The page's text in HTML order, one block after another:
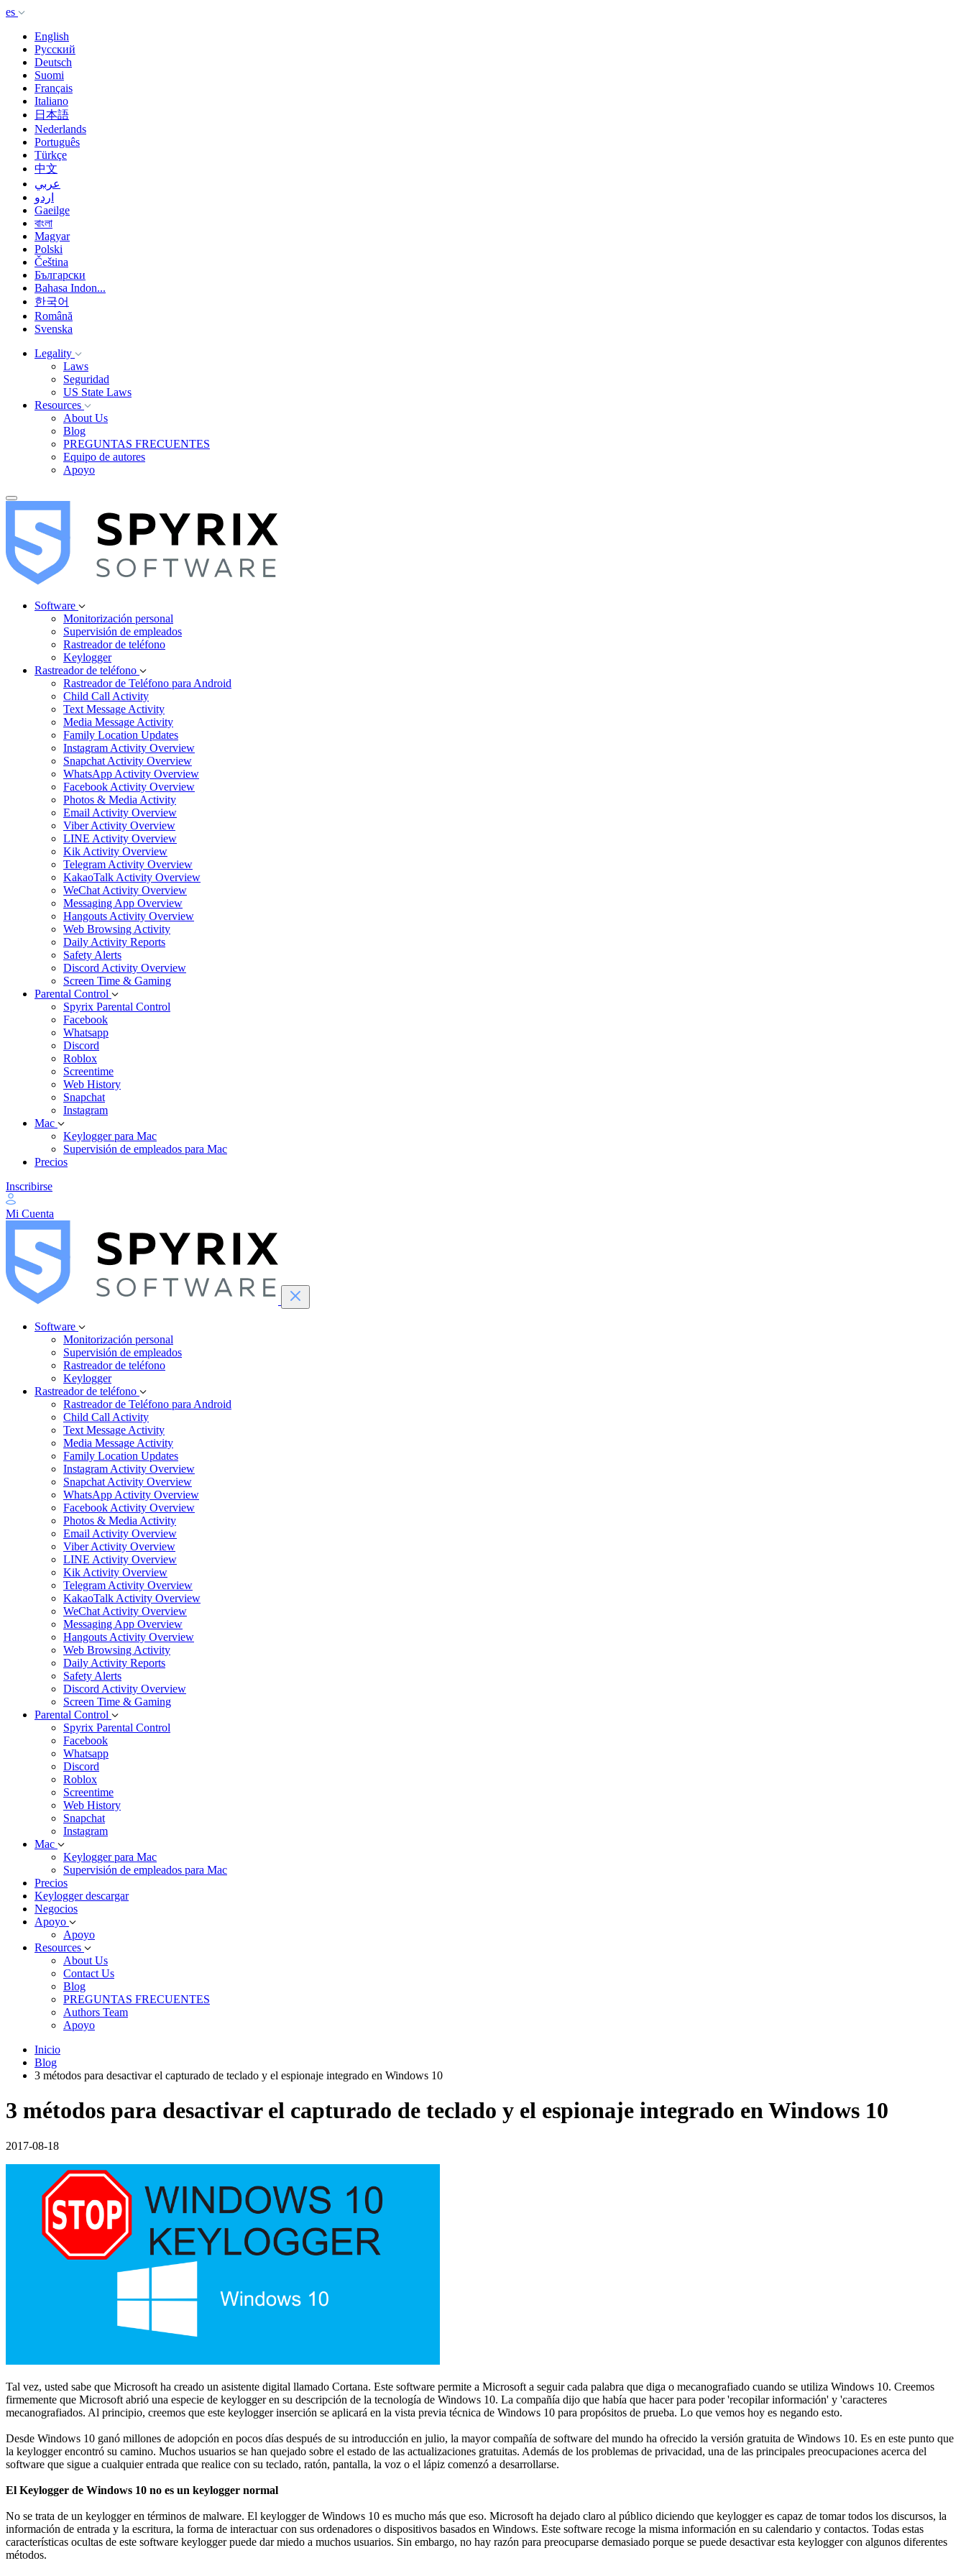
es
English
Русский
Deutsch
Suomi
Français
Italiano
日本語
Nederlands
Português
Türkçe
中文
عربي
اردو
Gaeilge
বাংলা
Magyar
Polski
Čeština
Български
Bahasa Indon...
한국어
Română
Svenska
Legality
Laws
Seguridad
US State Laws
Resources
About Us
Blog
PREGUNTAS FRECUENTES
Equipo de autores
Apoyo
Software
Monitorización personal
Supervisión de empleados
Rastreador de teléfono
Keylogger
Rastreador de teléfono
Rastreador de Teléfono para Android
Child Call Activity
Text Message Activity
Media Message Activity
Family Location Updates
Instagram Activity Overview
Snapchat Activity Overview
WhatsApp Activity Overview
Facebook Activity Overview
Photos & Media Activity
Email Activity Overview
Viber Activity Overview
LINE Activity Overview
Kik Activity Overview
Telegram Activity Overview
KakaoTalk Activity Overview
WeChat Activity Overview
Messaging App Overview
Hangouts Activity Overview
Web Browsing Activity
Daily Activity Reports
Safety Alerts
Discord Activity Overview
Screen Time & Gaming
Parental Control
Spyrix Parental Control
Facebook
Whatsapp
Discord
Roblox
Screentime
Web History
Snapchat
Instagram
Mac
Keylogger para Mac
Supervisión de empleados para Mac
Precios
Inscribirse
Mi Cuenta
Software
Monitorización personal
Supervisión de empleados
Rastreador de teléfono
Keylogger
Rastreador de teléfono
Rastreador de Teléfono para Android
Child Call Activity
Text Message Activity
Media Message Activity
Family Location Updates
Instagram Activity Overview
Snapchat Activity Overview
WhatsApp Activity Overview
Facebook Activity Overview
Photos & Media Activity
Email Activity Overview
Viber Activity Overview
LINE Activity Overview
Kik Activity Overview
Telegram Activity Overview
KakaoTalk Activity Overview
WeChat Activity Overview
Messaging App Overview
Hangouts Activity Overview
Web Browsing Activity
Daily Activity Reports
Safety Alerts
Discord Activity Overview
Screen Time & Gaming
Parental Control
Spyrix Parental Control
Facebook
Whatsapp
Discord
Roblox
Screentime
Web History
Snapchat
Instagram
Mac
Keylogger para Mac
Supervisión de empleados para Mac
Precios
Keylogger descargar
Negocios
Apoyo
Apoyo
Resources
About Us
Contact Us
Blog
PREGUNTAS FRECUENTES
Authors Team
Apoyo
Inicio
Blog
3 métodos para desactivar el capturado de teclado y el espionaje integrado en Windows 10
3 métodos para desactivar el capturado de teclado y el espionaje integrado en Windows 10
2017-08-18
Tal vez, usted sabe que Microsoft ha creado un asistente digital llamado Cortana. Este software permite a Microsoft a seguir cada palabra que diga o mecanografiado cuando se utiliza Windows 10. Creemos
firmemente que Microsoft abrió una especie de keylogger en su descripción de la tecnología de Windows 10. La compañía dijo que había que hacer para poder 'recopilar información' y 'caracteres
mecanografiados. Al principio, creemos que este keylogger inserción se aplicará en la vista previa técnica de Windows 10 para propósitos de prueba. Lo que vemos hoy es negando esto.
Desde Windows 10 ganó millones de adopción en pocos días después de su introducción en julio, la mayor compañía de software del mundo ha ofrecido la versión gratuita de Windows 10. Es en este punto que
la keylogger encontró su camino. Muchos usuarios se han quejado sobre el estado de las actualizaciones gratuitas. Además de los problemas de privacidad, una de las principales preocupaciones acerca del
software que sigue a cualquier entrada que realice con su teclado, ratón, pantalla, la voz o el lápiz comenzó a desarrollarse.
El Keylogger de Windows 10 no es un keylogger normal
No se trata de un keyloggeren términos de malware. El keylogger de Windows 10 es mucho más que eso. Microsoft ha dejado claro al público diciendo que keylogger es capaz de tomar todos los discursos, la
información de entrada y la escritura, la forma de interactuar con sus ordenadores o dispositivos basados en Windows. Este software recoge la misma información en su calendario y contactos. Todas estas
características ocultas de este software keylogger puede dar miedo a muchos usuarios. Sin embargo, no hay razón para preocuparse demasiado porque se puede desactivar esta keylogger con algunos diferentes
métodos.